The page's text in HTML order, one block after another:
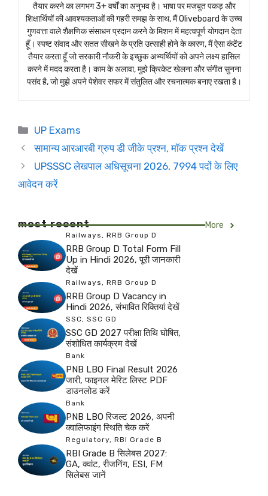
तैयार करने का लगभग 3+ वर्षों का अनुभव है। भाषा पर मजबूत पकड़ और
शिक्षार्थियों की आवश्यकताओं की गहरी समझ के साथ, मैं Oliveboard के उच्च
गुणवत्ता वाले शैक्षणिक संसाधन प्रदान करने के मिशन में महत्वपूर्ण योगदान देता
हूँ। स्पष्ट संवाद और सतत सीखने के प्रति उत्साही होने के कारण, मैं ऐसा कंटेंट
तैयार करता हूँ जो सरकारी नौकरी के इच्छुक अभ्यर्थियों को अपने लक्ष्य हासिल
करने में मदद करता है। काम के अलावा, मुझे क्रिकेट खेलना और संगीत सुनना
पसंद है, जो मुझे अपने पेशेवर सफर में संतुलित और रचनात्मक बनाए रखता है।
Categories
UP Exams
सामान्य आरआरबी ग्रुप डी जीके प्रश्न, मॉक प्रश्न देखें
UPSSSC लेखपाल अधिसूचना 2026, 7994 पदों के लिए
आवेदन करें
most recent More
Railways, RRB Group D
RRB Group D Total Form Fill
Up in Hindi 2026, पूरी जानकारी
देखें
Railways, RRB Group D
RRB Group D Vacancy in
Hindi 2026, संभावित रिक्तियां देखें
SSC, SSC GD
SSC GD 2027 परीक्षा तिथि घोषित,
संशोधित कार्यक्रम देखें
Bank
PNB LBO Final Result 2026
जारी, फाइनल मेरिट लिस्ट PDF
डाउनलोड करें
Bank
PNB LBO रिजल्ट 2026, अपनी
क्वालिफाइंग स्थिति चेक करें
Regulatory, RBI Grade B
RBI Grade B सिलेबस 2027:
GA, क्वांट, रीजनिंग, ESI, FM
सिलेबस जानें